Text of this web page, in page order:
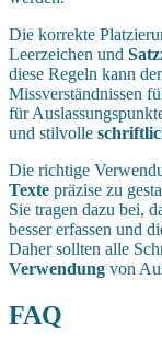
Die korrekte
Leerzeichen und
diese Regeln kann
Missverständnissen
für
und stilvolle
Die richtige
Texte präzise zu
Sie tragen dazu bei,
besser erfassen und
Daher sollten alle
Verwendung von
FAQ